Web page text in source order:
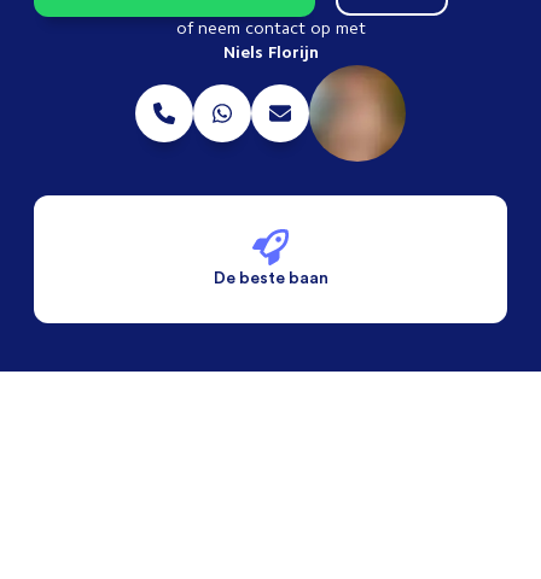
of neem contact op met
Niels Florijn
De beste baan